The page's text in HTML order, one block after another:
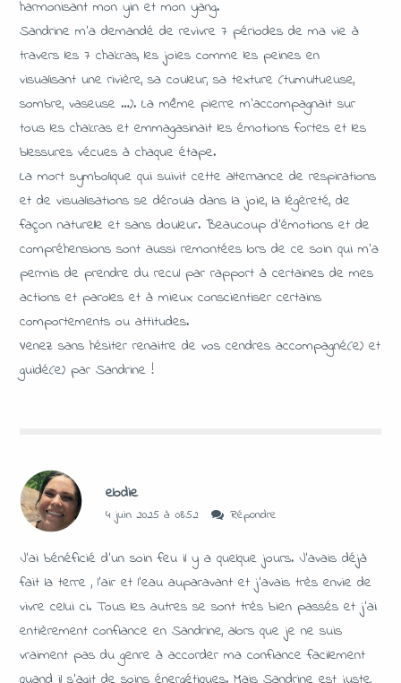
harmonisant mon yin et mon yang.
Sandrine m’a demandé de revivre 7 périodes de ma vie à
travers les 7 chakras, les joies comme les peines en
visualisant une rivière, sa couleur, sa texture (tumultueuse,
sombre, vaseuse …). La même pierre m’accompagnait sur
tous les chakras et emmagasinait les émotions fortes et les
blessures vécues à chaque étape.
La mort symbolique qui suivit cette alternance de respirations
et de visualisations se déroula dans la joie, la légèreté, de
façon naturelle et sans douleur. Beaucoup d’émotions et de
compréhensions sont aussi remontées lors de ce soin qui m’a
permis de prendre du recul par rapport à certaines de mes
actions et paroles et à mieux conscientiser certains
comportements ou attitudes.
Venez sans hésiter renaitre de vos cendres accompagné(e) et
guidé(e) par Sandrine !
elodie
4 juin 2025 à 08:52 Répondre
J’ai bénéficié d’un soin feu il y a quelque jours. J’avais déjà
fait la terre , l’air et l’eau auparavant et j’avais très envie de
vivre celui ci. Tous les autres se sont très bien passés et j’ai
entièrement confiance en Sandrine, alors que je ne suis
vraiment pas du genre à accorder ma confiance facilement